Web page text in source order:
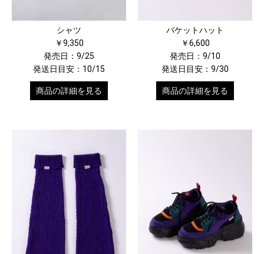
シャツ
￥9,350
発売日：9/25
発送日目安：10/15
商品の詳細を見る
バケットハット
￥6,600
発売日：9/10
発送日目安：9/30
商品の詳細を見る